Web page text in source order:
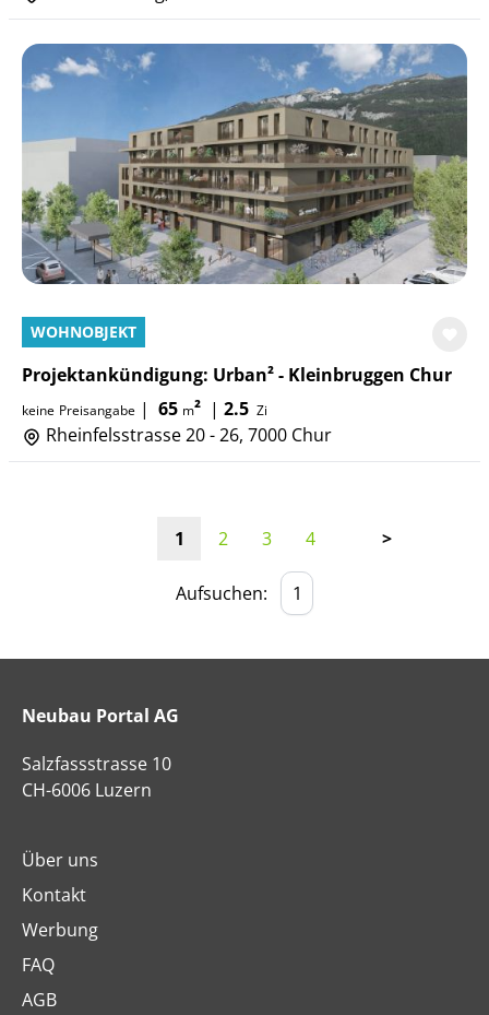
WOHNOBJEKT
Projektankündigung: Urban² - Kleinbruggen Chur
keine Preisangabe | 65 m² | 2.5 Zi
Rheinfelsstrasse 20 - 26, 7000 Chur
1 2 3 4 >
Aufsuchen:
Neubau Portal AG
Salzfassstrasse 10
CH-6006 Luzern
Über uns
Kontakt
Werbung
FAQ
AGB